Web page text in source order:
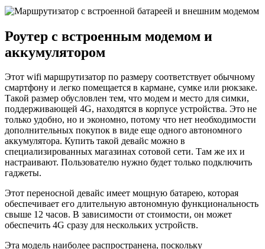
Роутер с встроенным модемом и
аккумулятором
Этот wifi маршрутизатор по размеру соответствует обычному
смартфону и легко помещается в кармане, сумке или рюкзаке.
Такой размер обусловлен тем, что модем и место для симки,
поддерживающей 4G, находятся в корпусе устройства. Это не
только удобно, но и экономно, потому что нет необходимости
дополнительных покупок в виде еще одного автономного
аккумулятора. Купить такой девайс можно в
специализированных магазинах сотовой сети. Там же их и
настраивают. Пользователю нужно будет только подключить
гаджеты.
Этот переносной девайс имеет мощную батарею, которая
обеспечивает его длительную автономную функциональность
свыше 12 часов. В зависимости от стоимости, он может
обеспечить 4G сразу для нескольких устройств.
Эта модель наиболее распространена, поскольку